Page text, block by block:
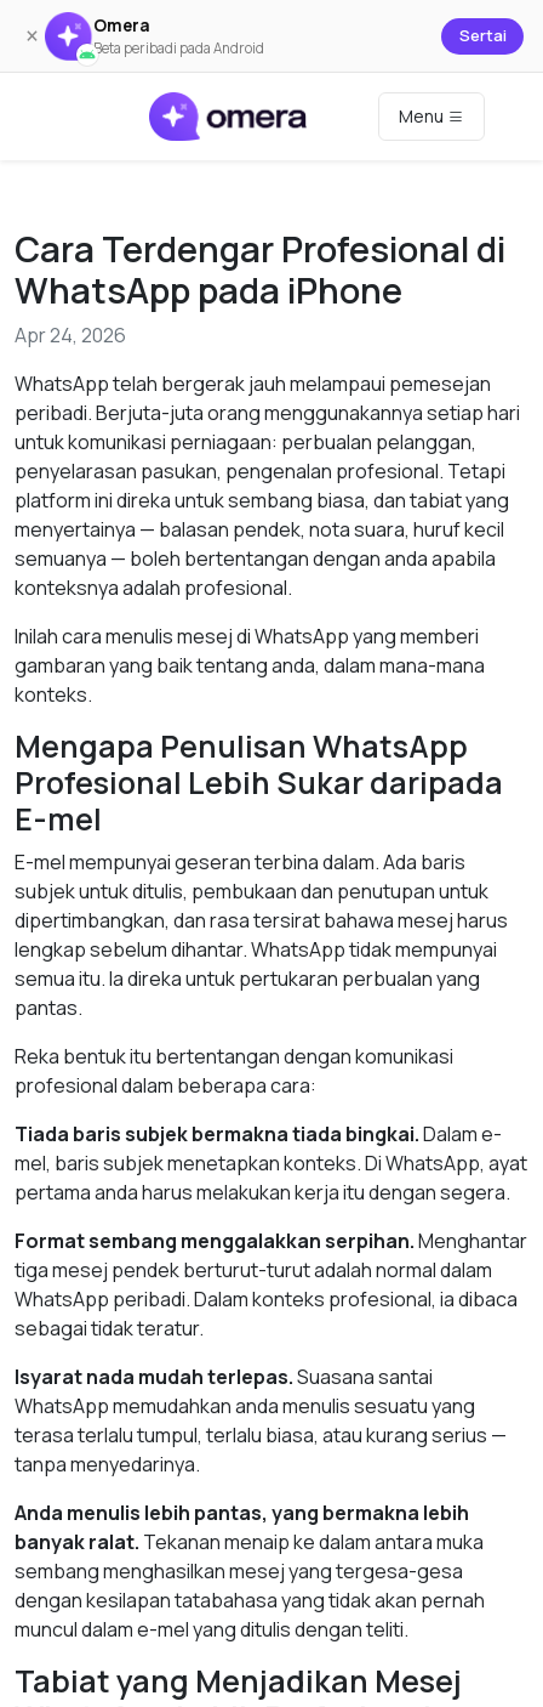
× Omera
Beta peribadi pada Android
Sertai
Menu
Cara Terdengar Profesional di
WhatsApp pada iPhone
Apr 24, 2026
WhatsApp telah bergerak jauh melampaui pemesejan
peribadi. Berjuta-juta orang menggunakannya setiap hari
untuk komunikasi perniagaan: perbualan pelanggan,
penyelarasan pasukan, pengenalan profesional. Tetapi
platform ini direka untuk sembang biasa, dan tabiat yang
menyertainya — balasan pendek, nota suara, huruf kecil
semuanya — boleh bertentangan dengan anda apabila
konteksnya adalah profesional.
Inilah cara menulis mesej di WhatsApp yang memberi
gambaran yang baik tentang anda, dalam mana-mana
konteks.
Mengapa Penulisan WhatsApp
Profesional Lebih Sukar daripada
E-mel
E-mel mempunyai geseran terbina dalam. Ada baris
subjek untuk ditulis, pembukaan dan penutupan untuk
dipertimbangkan, dan rasa tersirat bahawa mesej harus
lengkap sebelum dihantar. WhatsApp tidak mempunyai
semua itu. Ia direka untuk pertukaran perbualan yang
pantas.
Reka bentuk itu bertentangan dengan komunikasi
profesional dalam beberapa cara:
Tiada baris subjek bermakna tiada bingkai.Dalam e-
mel, baris subjek menetapkan konteks. Di WhatsApp, ayat
pertama anda harus melakukan kerja itu dengan segera.
Format sembang menggalakkan serpihan.Menghantar
tiga mesej pendek berturut-turut adalah normal dalam
WhatsApp peribadi. Dalam konteks profesional, ia dibaca
sebagai tidak teratur.
Isyarat nada mudah terlepas.Suasana santai
WhatsApp memudahkan anda menulis sesuatu yang
terasa terlalu tumpul, terlalu biasa, atau kurang serius —
tanpa menyedarinya.
Anda menulis lebih pantas, yang bermakna lebih
banyak ralat. Tekanan menaip ke dalam antara muka
sembang menghasilkan mesej yang tergesa-gesa
dengan kesilapan tatabahasa yang tidak akan pernah
muncul dalam e-mel yang ditulis dengan teliti.
Tabiat yang Menjadikan Mesej